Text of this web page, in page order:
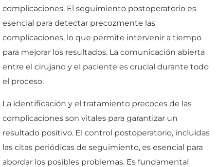
complicaciones. El seguimiento postoperatorio es
esencial para detectar precozmente las
complicaciones, lo que permite intervenir a tiempo
para mejorar los resultados. La comunicación abierta
entre el cirujano y el paciente es crucial durante todo
el proceso.
La identificación y el tratamiento precoces de las
complicaciones son vitales para garantizar un
resultado positivo. El control postoperatorio, incluidas
las citas periódicas de seguimiento, es esencial para
abordar los posibles problemas. Es fundamental